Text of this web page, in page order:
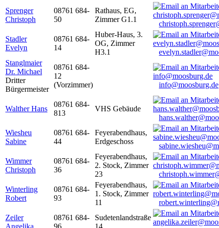
Sprenger
Christoph
08761 684-
50
Rathaus, EG,
Zimmer G1.1
Stadler
Evelyn
08761 684-
14
Huber-Haus, 3.
OG, Zimmer
H3.1
Stanglmaier
Dr. Michael
Dritter
Bürgermeister
08761 684-
12
(Vorzimmer)
info@moosburg.de
Walther Hans
08761 684-
813
VHS Gebäude
Wiesheu
Sabine
08761 684-
44
Feyerabendhaus,
Erdgeschoss
Wimmer
Christoph
08761 684-
36
Feyerabendhaus,
2. Stock, Zimmer
23
Winterling
Robert
08761 684-
93
Feyerabendhaus,
1. Stock, Zimmer
11
Zeiler
Angelika
08761 684-
96
Sudetenlandstraße
14